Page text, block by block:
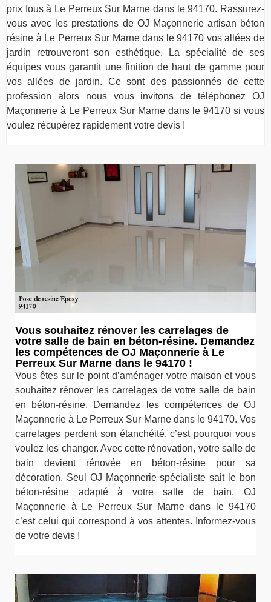
prix fous à Le Perreux Sur Marne dans le 94170. Rassurez-
vous avec les prestations de OJ Maçonnerie artisan béton
résine à Le Perreux Sur Marne dans le 94170 vos allées de
jardin retrouveront son esthétique. La spécialité de ses
équipes vous garantit une finition de haut de gamme pour
vos allées de jardin. Ce sont des passionnés de cette
profession alors nous vous invitons de téléphonez OJ
Maçonnerie à Le Perreux Sur Marne dans le 94170 si vous
voulez récupérez rapidement votre devis !
Vous souhaitez rénover les carrelages de
votre salle de bain en béton-résine. Demandez
les compétences de OJ Maçonnerie à Le
Perreux Sur Marne dans le 94170 !
Vous êtes sur le point d’aménager votre maison et vous
souhaitez rénover les carrelages de votre salle de bain
en béton-résine. Demandez les compétences de OJ
Maçonnerie à Le Perreux Sur Marne dans le 94170. Vos
carrelages perdent son étanchéité, c’est pourquoi vous
voulez les changer. Avec cette rénovation, votre salle de
bain devient rénovée en béton-résine pour sa
décoration. Seul OJ Maçonnerie spécialiste sait le bon
béton-résine adapté à votre salle de bain. OJ
Maçonnerie à Le Perreux Sur Marne dans le 94170
c’est celui qui correspond à vos attentes. Informez-vous
de votre devis !